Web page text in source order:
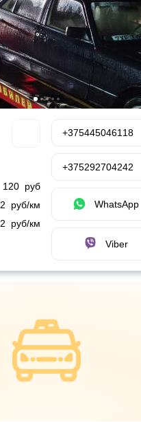
120 руб
2 руб/км
2 руб/км
+375445046118
+375292704242
WhatsApp
Viber